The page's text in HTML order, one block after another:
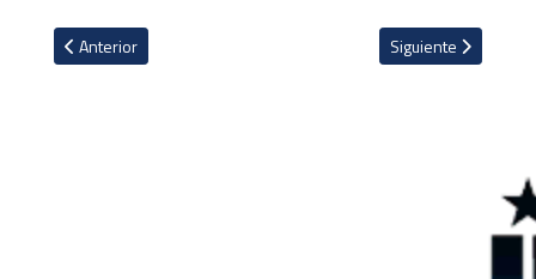
Artículo anterior: Partidos definitorios de la última fecha se
Anterior Artículo siguiente:
Siguiente